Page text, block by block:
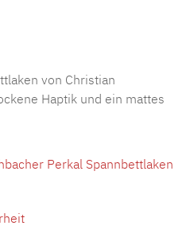
von Christian
Haptik und ein mattes
Perkal Spannbettlaken